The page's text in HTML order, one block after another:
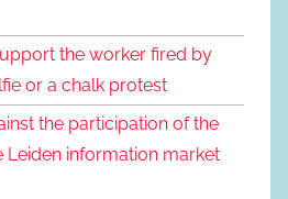
the worker fired by
or a chalk protest
the participation of the
Leiden information market